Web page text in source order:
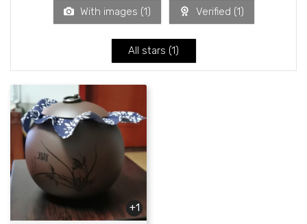
With images (1) Verified (1)
All stars (1)
+1